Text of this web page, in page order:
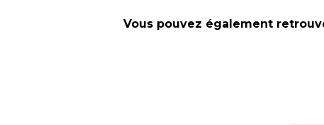
Vous pouvez également